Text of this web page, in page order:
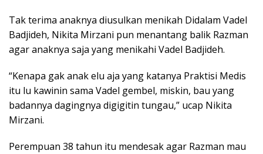
Tak terima anaknya diusulkan menikah Didalam Vadel
Badjideh, Nikita Mirzani pun menantang balik Razman
agar anaknya saja yang menikahi Vadel Badjideh.
“Kenapa gak anak elu aja yang katanya Praktisi Medis
itu lu kawinin sama Vadel gembel, miskin, bau yang
badannya dagingnya digigitin tungau,” ucap Nikita
Mirzani.
Perempuan 38 tahun itu mendesak agar Razman mau